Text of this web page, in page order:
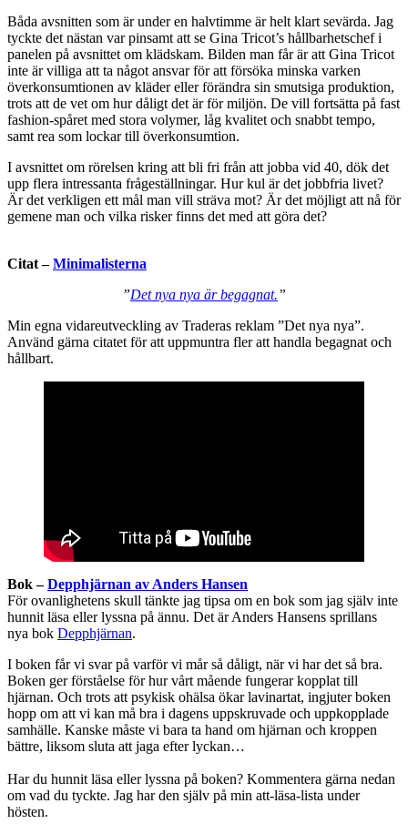
Båda avsnitten som är under en halvtimme är helt klart sevärda. Jag
tyckte det nästan var pinsamt att se Gina Tricot’s hållbarhetschef i
panelen på avsnittet om klädskam. Bilden man får är att Gina Tricot
inte är villiga att ta något ansvar för att försöka minska varken
överkonsumtionen av kläder eller förändra sin smutsiga produktion,
trots att de vet om hur dåligt det är för miljön. De vill fortsätta på fast
fashion-spåret med stora volymer, låg kvalitet och snabbt tempo,
samt rea som lockar till överkonsumtion.
I avsnittet om rörelsen kring att bli fri från att jobba vid 40, dök det
upp flera intressanta frågeställningar. Hur kul är det jobbfria livet?
Är det verkligen ett mål man vill sträva mot? Är det möjligt att nå för
gemene man och vilka risker finns det med att göra det?
Citat – Minimalisterna
”Det nya nya är begagnat.”
Min egna vidareutveckling av Traderas reklam ”Det nya nya”.
Använd gärna citatet för att uppmuntra fler att handla begagnat och
hållbart.
Bok –Depphjärnan av Anders Hansen
För ovanlighetens skull tänkte jag tipsa om en bok som jag själv inte
hunnit läsa eller lyssna på ännu. Det är Anders Hansens sprillans
nya bok Depphjärnan.
I boken får vi svar på varför vi mår så dåligt, när vi har det så bra.
Boken ger förståelse för hur vårt mående fungerar kopplat till
hjärnan. Och trots att psykisk ohälsa ökar lavinartat, ingjuter boken
hopp om att vi kan må bra i dagens uppskruvade och uppkopplade
samhälle. Kanske måste vi bara ta hand om hjärnan och kroppen
bättre, liksom sluta att jaga efter lyckan…
Har du hunnit läsa eller lyssna på boken? Kommentera gärna nedan
om vad du tyckte. Jag har den själv på min att-läsa-lista under
hösten.